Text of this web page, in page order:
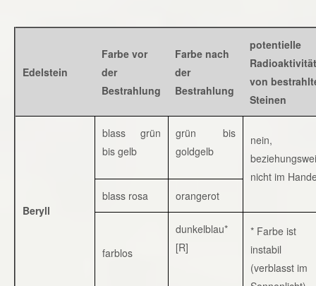
Edelstein
Farbe vor
der
Bestrahlung
Farbe nach
der
Bestrahlung
potentielle
Radioaktivität
von
Steinen
Beryll
blass grün
bis gelb
grün bis
goldgelb
nein,
nicht im
blass rosa
orangerot
farblos
dunkelblau*
[R]
* Farbe ist
instabil
(verblasst im